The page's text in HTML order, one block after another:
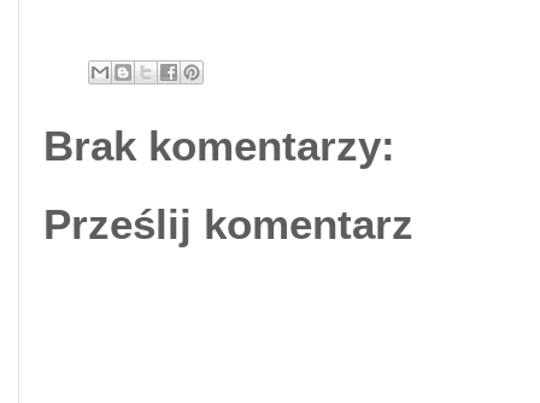
Brak komentarzy:
Prześlij komentarz